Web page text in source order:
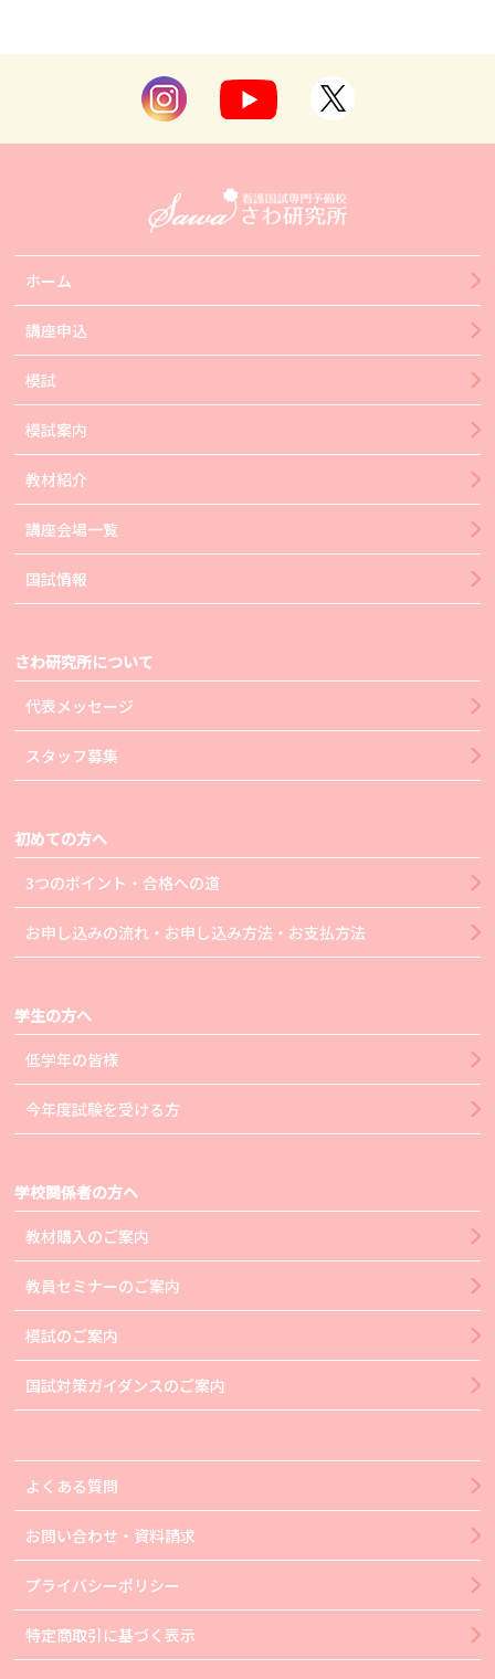
ホーム
講座申込
模試
模試案内
教材紹介
講座会場一覧
国試情報
さわ研究所について
代表メッセージ
スタッフ募集
初めての方へ
3つのポイント・合格への道
お申し込みの流れ・お申し込み方法・お支払方法
学生の方へ
低学年の皆様
今年度試験を受ける方
学校関係者の方へ
教材購入のご案内
教員セミナーのご案内
模試のご案内
国試対策ガイダンスのご案内
よくある質問
お問い合わせ・資料請求
プライバシーポリシー
特定商取引に基づく表示